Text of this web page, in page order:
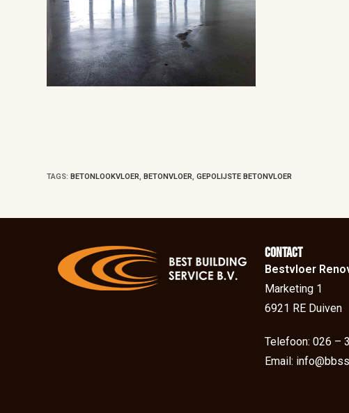
TAGS:BETONLOOKVLOER, BETONVLOER, GEPOLIJSTE BETONVLOER
Contact
Bestvloer
Marketing 1
6921 RE Duiven
Telefoon: 026 –
Email: